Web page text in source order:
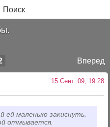
Поиск
Вперед
15 Сент. 09, 19:28
ей маленько закиснуть.
отмывается.